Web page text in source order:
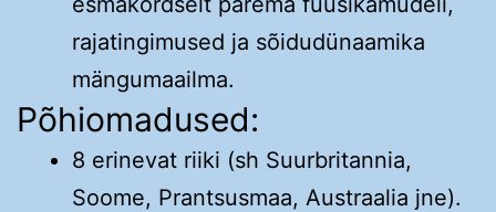
rajatingimused ja sõidudünaamika
mängumaailma.
Põhiomadused:
8 erinevat riiki (sh Suurbritannia,
Soome, Prantsusmaa, Austraalia jne).